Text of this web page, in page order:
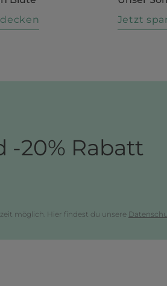
Jetzt
20% Rabatt
möglich. Hier findest du unsere